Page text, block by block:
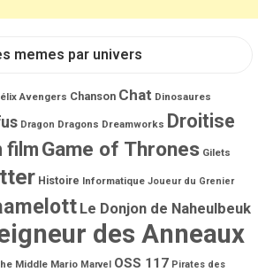
memes par univers
Avengers Chanson Chat Dinosaures
Dragon Dragons Dreamworks Droitise
film Game of Thrones Gilets
Histoire Informatique Joueur du Grenier
Le Donjon de Naheulbeuk
des Anneaux
Middle Mario Marvel OSS 117 Pirates des